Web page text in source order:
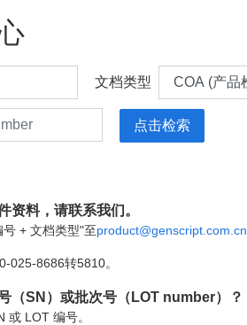
文档类型
资料，请联系我们。
+ 文档类型"至product@genscript.com.cn
025-8686转5810。
（SN）或批次号（LOT number）？
或 LOT 编号。